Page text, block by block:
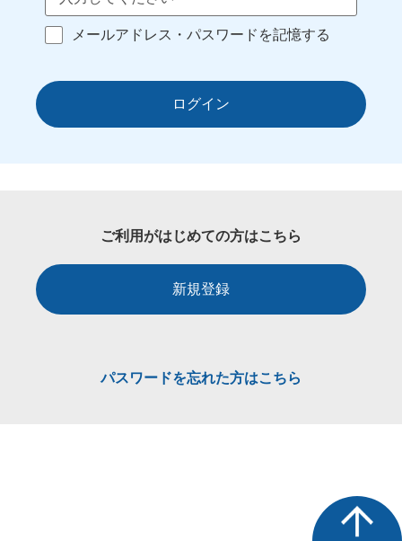
メールアドレス・パスワードを記憶する
ログイン
ご利用がはじめての方はこちら
新規登録
パスワードを忘れた方はこちら